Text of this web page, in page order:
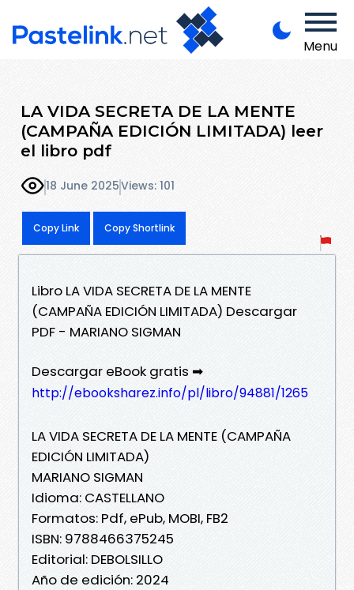
Menu
LA VIDA SECRETA DE LA MENTE
(CAMPAÑA EDICIÓN LIMITADA) leer
el libro pdf
18 June 2025Views: 101
Copy Link Copy Shortlink
Libro LA VIDA SECRETA DE LA MENTE
(CAMPAÑA EDICIÓN LIMITADA) Descargar
PDF - MARIANO SIGMAN
Descargar eBook gratis ➡
http://ebooksharez.info/pl/libro/94881/1265
LA VIDA SECRETA DE LA MENTE (CAMPAÑA
EDICIÓN LIMITADA)
MARIANO SIGMAN
Idioma: CASTELLANO
Formatos: Pdf, ePub, MOBI, FB2
ISBN: 9788466375245
Editorial: DEBOLSILLO
Año de edición: 2024